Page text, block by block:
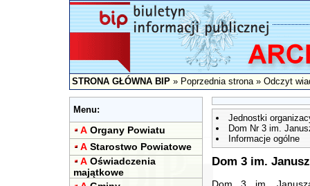
STRONA GŁÓWNA BIP»Poprzednia strona» Odczyt
Menu:
A Organy Powiatu
A Starostwo Powiatowe
A Oświadczenia
majątkowe
Jednostki
Dom Nr 3 im.
Informacje ogólne
Dom 3 im.